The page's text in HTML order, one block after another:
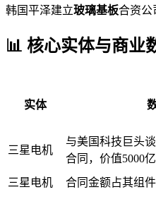
韩国平泽建立玻璃基板合资公
📊 核心实体与商业
实体
三星电机
与美国科技巨头
合同，价值5000
三星电机 合同金额占其组